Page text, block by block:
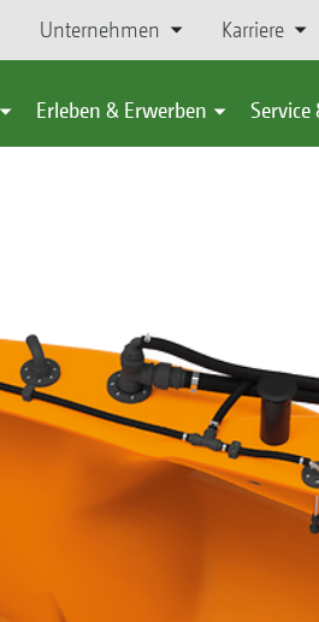
Unternehmen Karriere
Erleben & Erwerben